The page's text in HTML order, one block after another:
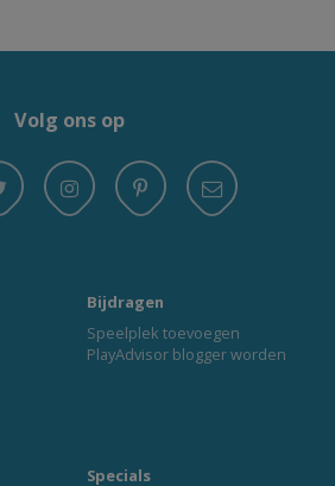
Volg ons op
Bijdragen
Speelplek toevoegen
PlayAdvisor blogger worden
Specials